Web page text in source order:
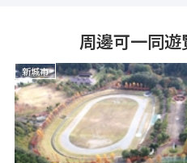
周邊可一同
新城市